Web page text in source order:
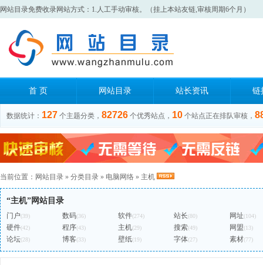
网站目录免费收录网站方式：1.人工手动审核。（挂上本站友链,审核周期6个月）
首 页 网站目录 站长资讯 链
数据统计： 127 个主题分类， 82726 个优秀站点， 10 个站点正在排队审核，
当前位置： 网站目录 » 分类目录 » 电脑网络 » 主机
“主机”网站目录
门户(39) 数码(36) 软件(274) 站长(80) 网址(104)
硬件(42) 程序(43) 主机(29) 搜索(49) 网盟(13)
论坛(28) 博客(33) 壁纸(19) 字体(27) 素材(77)